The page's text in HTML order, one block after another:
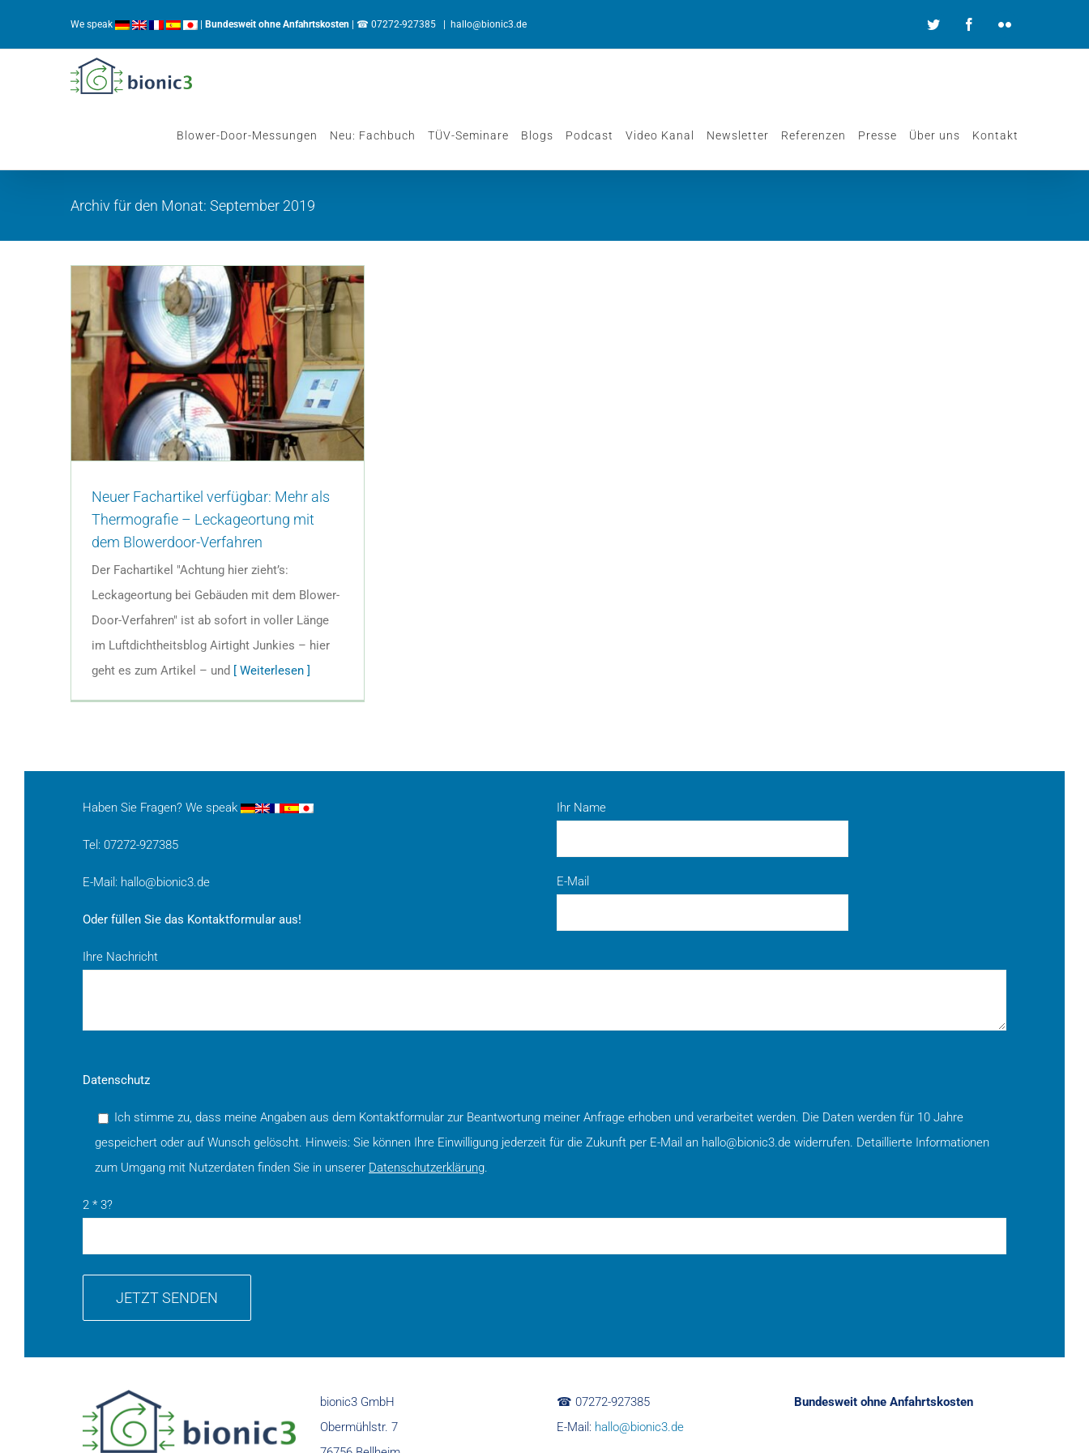
We speak Bundesweit ohne Anfahrtskosten | ☎︎ 07272-927385 hallo@bionic3.de Twitter FacebookFlickr
Blower-Door-Messungen Neu: Fachbuch TÜV-Seminare Blogs Podcast Video Kanal Newsletter Referenzen Presse Über uns Kontakt
Archiv für den Monat: September 2019
Neuer Fachartikel verfügbar: Mehr als
Thermografie – Leckageortung mit
dem Blowerdoor-Verfahren
Der Fachartikel "Achtung hier zieht’s:
Leckageortung bei Gebäuden mit dem Blower-
Door-Verfahren" ist ab sofort in voller Länge
im Luftdichtheitsblog Airtight Junkies – hier
geht es zum Artikel – und [ Weiterlesen ]
Haben Sie Fragen? We speak
Tel: 07272-927385
E-Mail: hallo@bionic3.de
Oder füllen Sie das Kontaktformular aus!
Ihr Name
E-Mail
Ihre Nachricht
Datenschutz
Ich stimme zu, dass meine Angaben aus dem Kontaktformular zur Beantwortung meiner Anfrage erhoben und verarbeitet werden. Die Daten werden für 10 Jahre
gespeichert oder auf Wunsch gelöscht. Hinweis: Sie können Ihre Einwilligung jederzeit für die Zukunft per E-Mail an hallo@bionic3.de widerrufen. Detaillierte Informationen
zum Umgang mit Nutzerdaten finden Sie in unserer Datenschutzerklärung.
2 * 3?
bionic3 GmbH
Obermühlstr. 7
☎︎ 07272-927385
E-Mail: hallo@bionic3.de
Bundesweit ohne Anfahrtskosten